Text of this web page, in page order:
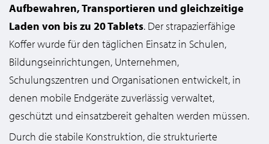
Aufbewahren, Transportieren und gleichzeitige
Laden von bis zu 20 Tablets. Der strapazierfähige
Koffer wurde für den täglichen Einsatz in Schulen,
Bildungseinrichtungen, Unternehmen,
Schulungszentren und Organisationen entwickelt, in
denen mobile Endgeräte zuverlässig verwaltet,
geschützt und einsatzbereit gehalten werden müssen.
Durch die stabile Konstruktion, die strukturierte